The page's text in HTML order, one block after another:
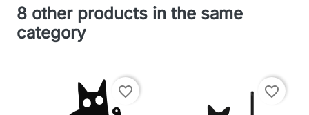
8 other products in the same
category
favorite_border favorite_border